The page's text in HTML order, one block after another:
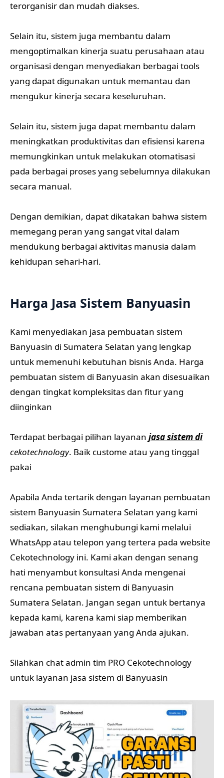
terorganisir dan mudah diakses.
Selain itu, sistem juga membantu dalam
mengoptimalkan kinerja suatu perusahaan atau
organisasi dengan menyediakan berbagai tools
yang dapat digunakan untuk memantau dan
mengukur kinerja secara keseluruhan.
Selain itu, sistem juga dapat membantu dalam
meningkatkan produktivitas dan efisiensi karena
memungkinkan untuk melakukan otomatisasi
pada berbagai proses yang sebelumnya dilakukan
secara manual.
Dengan demikian, dapat dikatakan bahwa sistem
memegang peran yang sangat vital dalam
mendukung berbagai aktivitas manusia dalam
kehidupan sehari-hari.
Harga Jasa Sistem Banyuasin
Kami menyediakan jasa pembuatan sistem
Banyuasin di Sumatera Selatan yang lengkap
untuk memenuhi kebutuhan bisnis Anda. Harga
pembuatan sistem di Banyuasin akan disesuaikan
dengan tingkat kompleksitas dan fitur yang
diinginkan
Terdapat berbagai pilihan layanan jasa sistem di
cekotechnology. Baik custome atau yang tinggal
pakai
Apabila Anda tertarik dengan layanan pembuatan
sistem Banyuasin Sumatera Selatan yang kami
sediakan, silakan menghubungi kami melalui
WhatsApp atau telepon yang tertera pada website
Cekotechnology ini. Kami akan dengan senang
hati menyambut konsultasi Anda mengenai
rencana pembuatan sistem di Banyuasin
Sumatera Selatan. Jangan segan untuk bertanya
kepada kami, karena kami siap memberikan
jawaban atas pertanyaan yang Anda ajukan.
Silahkan chat admin tim PRO Cekotechnology
untuk layanan jasa sistem di Banyuasin